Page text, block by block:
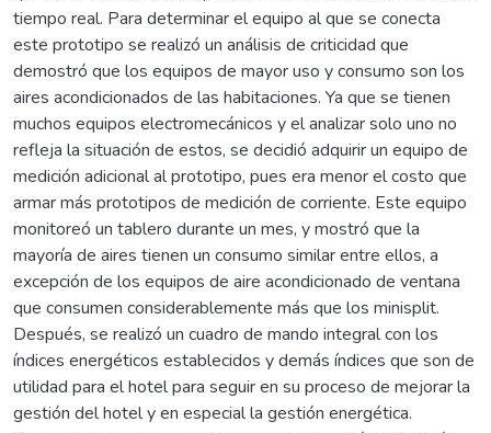
tiempo real. Para determinar el equipo al que se conecta
este prototipo se realizó un análisis de criticidad que
demostró que los equipos de mayor uso y consumo son los
aires acondicionados de las habitaciones. Ya que se tienen
muchos equipos electromecánicos y el analizar solo uno no
refleja la situación de estos, se decidió adquirir un equipo de
medición adicional al prototipo, pues era menor el costo que
armar más prototipos de medición de corriente. Este equipo
monitoreó un tablero durante un mes, y mostró que la
mayoría de aires tienen un consumo similar entre ellos, a
excepción de los equipos de aire acondicionado de ventana
que consumen considerablemente más que los minisplit.
Después, se realizó un cuadro de mando integral con los
índices energéticos establecidos y demás índices que son de
utilidad para el hotel para seguir en su proceso de mejorar la
gestión del hotel y en especial la gestión energética.